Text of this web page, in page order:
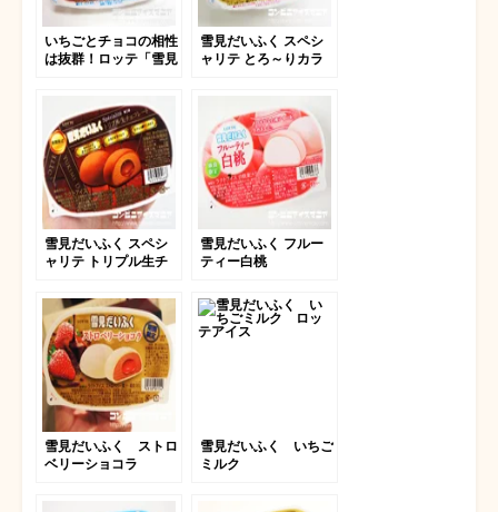
いちごとチョコの相性
は抜群！ロッテ「雪見
ストロベリー｣
雪見だいふく スペシ
ャリテ とろ～りカラ
雪見だいふく スペシ
ャリテ トリプル生チ
雪見だいふく フルー
ティー白桃
雪見だいふく ストロ
ベリーショコラ
雪見だいふく いちご
ミルク